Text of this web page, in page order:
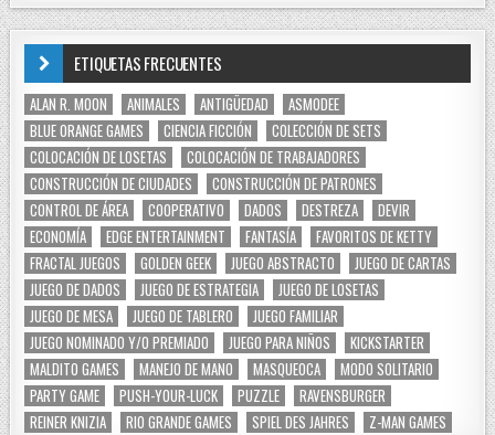
ETIQUETAS FRECUENTES
ALAN R. MOON ANIMALES ANTIGÜEDAD
ASMODEE
BLUE ORANGE GAMES
CIENCIA FICCIÓN
COLECCIÓN DE SETS
COLOCACIÓN DE LOSETAS
COLOCACIÓN DE TRABAJADORES
CONSTRUCCIÓN DE CIUDADES
CONSTRUCCIÓN DE PATRONES
CONTROL DE ÁREA
COOPERATIVO DADOS DESTREZA
DEVIR
ECONOMÍA
EDGE ENTERTAINMENT FANTASÍA
FAVORITOS DE KETTY
FRACTAL JUEGOS
GOLDEN GEEK JUEGO ABSTRACTO
JUEGO DE CARTAS
JUEGO DE DADOS
JUEGO DE ESTRATEGIA
JUEGO DE LOSETAS
JUEGO DE MESA
JUEGO DE TABLERO
JUEGO FAMILIAR
JUEGO NOMINADO Y/O PREMIADO
JUEGO PARA NIÑOS
KICKSTARTER
MALDITO GAMES
MANEJO DE MANO MASQUEOCA
MODO SOLITARIO
PARTY GAME
PUSH-YOUR-LUCK PUZZLE
RAVENSBURGER
REINER KNIZIA
RIO GRANDE GAMES SPIEL DES JAHRES Z-MAN GAMES